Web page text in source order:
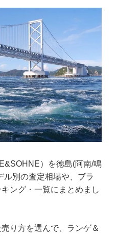
）を徳島(阿南/鳴
ル別の査定相場や、ブラ
ング・一覧にまとめまし
り方を選んで、ランゲ＆